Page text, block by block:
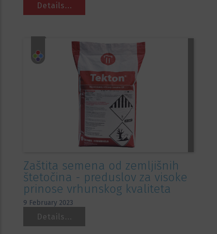
Details...
Zaštita semena od zemljišnih
štetočina - preduslov za visoke
prinose vrhunskog kvaliteta
9 February 2023
Details...